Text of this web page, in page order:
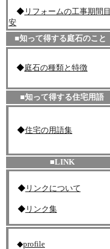
◆ リフォームの工事期間目
安
■知って得する庭石のこと
◆庭石の種類と特徴
■知って得する住宅用語
◆住宅の用語集
■LINK
◆リンクについて
◆リンク集
◆profile